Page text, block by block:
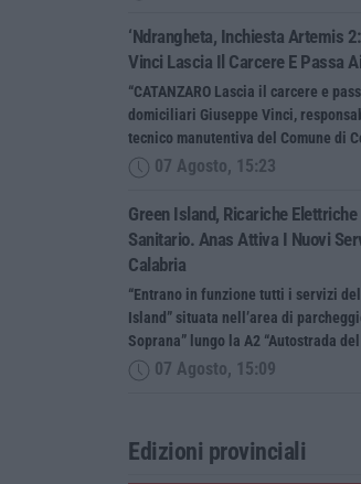
‘Ndrangheta, Inchiesta Artemis
Vinci Lascia Il Carcere E Passa
“CATANZARO Lascia il carcere e
domiciliari Giuseppe Vinci,
tecnico manutentiva del Comune di
07 Agosto, 15:23
Green Island, Ricariche
Sanitario. Anas Attiva I Nuovi
Calabria
“Entrano in funzione tutti i servizi
Island” situata nell’area di
Soprana” lungo la A2 “Autostrada
07 Agosto, 15:09
Edizioni provinciali